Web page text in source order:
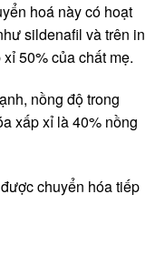
hoá này có hoạt
sildenafil và trên in
50% của chất mẹ.
nồng độ trong
xấp xỉ là 40% nồng
chuyển hóa tiếp